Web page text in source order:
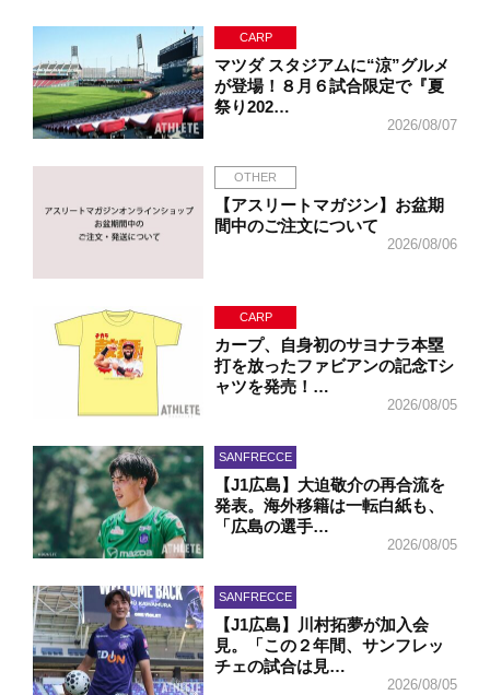
CARP
マツダ スタジアムに“涼”グルメ
が登場！８月６試合限定で『夏
祭り202…
2026/08/07
OTHER
【アスリートマガジン】お盆期
間中のご注文について
2026/08/06
CARP
カープ、自身初のサヨナラ本塁
打を放ったファビアンの記念Tシ
ャツを発売！…
2026/08/05
SANFRECCE
【J1広島】大迫敬介の再合流を
発表。海外移籍は一転白紙も、
「広島の選手…
2026/08/05
SANFRECCE
【J1広島】川村拓夢が加入会
見。「この２年間、サンフレッ
チェの試合は見…
2026/08/05